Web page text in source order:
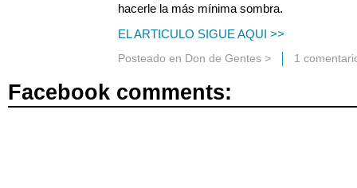
hacerle la más mínima sombra.
EL ARTICULO SIGUE AQUI >>
Posteado en Don de Gentes > 1
Facebook comments: